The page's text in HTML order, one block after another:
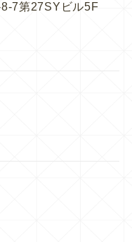
7第27SYビル5F